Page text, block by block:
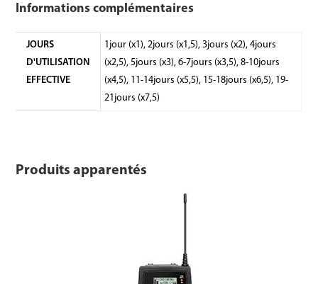
Informations complémentaires
JOURS
D'UTILISATION
EFFECTIVE
1jour (x1), 2jours (x1,5), 3jours (x2), 4jours
(x2,5), 5jours (x3), 6-7jours (x3,5), 8-10jours
(x4,5), 11-14jours (x5,5), 15-18jours (x6,5), 19-
21jours (x7,5)
Produits apparentés